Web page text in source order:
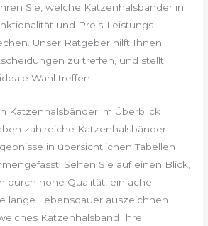
Sie, welche Katzenhalsbänder in
und Preis-Leistungs-
Unser Ratgeber hilft Ihnen
zu treffen, und stellt
Wahl treffen.
Katzenhalsbänder im Überblick
zahlreiche Katzenhalsbänder
in übersichtlichen Tabellen
Sehen Sie auf einen Blick,
durch hohe Qualität, einfache
lange Lebensdauer auszeichnen.
Katzenhalsband Ihre